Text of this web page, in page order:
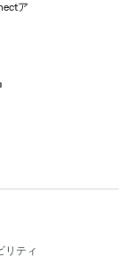
ア
リティ